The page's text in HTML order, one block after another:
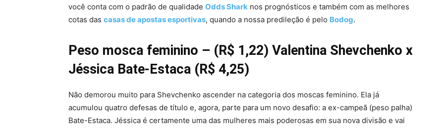
você conta com o padrão de qualidade Odds Shark nos prognósticos e também com as melhores
cotas das casas de apostas esportivas, quando a nossa predileção é pelo Bodog.
Peso mosca feminino – (R$ 1,22) Valentina Shevchenko x
Jéssica Bate-Estaca (R$ 4,25)
Não demorou muito para Shevchenko ascender na categoria dos moscas feminino. Ela já
acumulou quatro defesas de título e, agora, parte para um novo desafio: a ex-campeã (peso palha)
Bate-Estaca. Jéssica é certamente uma das mulheres mais poderosas em sua nova divisão e vai